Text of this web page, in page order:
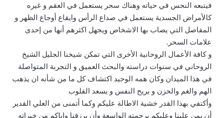
فيتبعه النحس في حياته وهناك سحر يستعمل في العقم و غيره
كالأمراض الجسدية يستعمل في صداع الرأس وايقاع أوجاع الظهر و
المفاصل التي يصاب بها الاشخاص ويجهل اكثرهم أنها من إحدى
علامات السحر.
و كافة الأعمال الروحانية الأخرى التي تمكن شيخنا الجليل الشيخ
الروحاني في سنوات دراسته والبحث العميق و التجربة المتواصلة
في هذا الميدان وكان همه الوحيد اكتشاف كل ما من شأنه ان يذهب
الهم والغم والحزن و يريح النفس و يسعد القلوب
وأكتفي بهذا القدر خشية الاطالة عليكم وكما أتمنى من العلي القدير
أن يمن علينا وعليكم برحمته الواسعة وأن يرزقنا واياكم من خيراته